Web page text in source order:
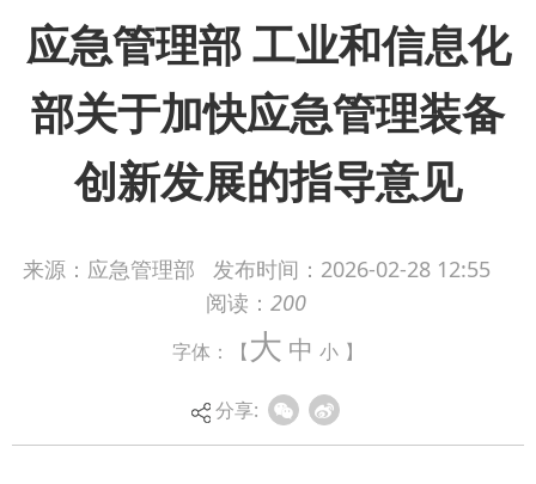
应急管理部 工业和信息化
部关于加快应急管理装备
创新发展的指导意见
来源：应急管理部 发布时间： 2026-02-28 12:55
阅读： 200
字体：【大 中 小 】
分享:
应急〔2026〕5号
国家消防救援局、国家矿山安全监察局、中国地震
急管理厅（局）、工业和信息化主管部门：